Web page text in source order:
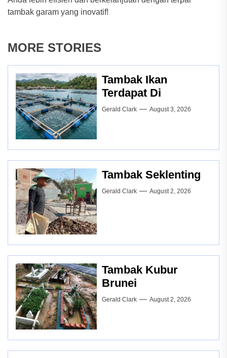
tambak garam yang inovatif!
MORE STORIES
Tambak Ikan
Terdapat Di
Gerald Clark August 3, 2026
Tambak Seklenting
Gerald Clark August 2, 2026
Tambak Kubur
Brunei
Gerald Clark August 2, 2026